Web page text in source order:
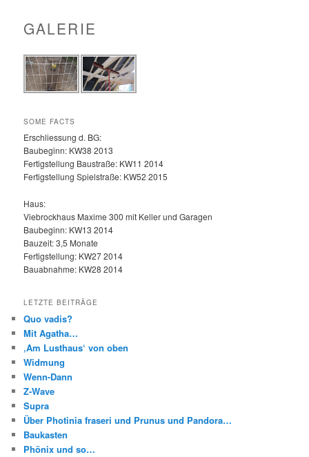
GALERIE
SOME FACTS
Erschliessung d. BG:
Baubeginn: KW38 2013
Fertigstellung Baustraße: KW11 2014
Fertigstellung Spielstraße: KW52 2015
Haus:
Viebrockhaus Maxime 300 mit Keller und Garagen
Baubeginn: KW13 2014
Bauzeit: 3,5 Monate
Fertigstellung: KW27 2014
Bauabnahme: KW28 2014
LETZTE BEITRÄGE
Quo vadis?
Mit Agatha…
‚Am Lusthaus‘ von oben
Widmung
Wenn-Dann
Z-Wave
Supra
Über Photinia fraseri und Prunus und Pandora…
Baukasten
Phönix und so…